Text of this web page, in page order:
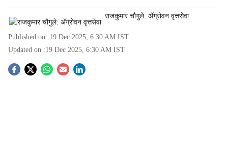
राजकुमार चौगुले: ॲग्रोवन वृत्तसेवा
Published on :19 Dec 2025, 6:30 AM IST
Updated on :19 Dec 2025, 6:30 AM IST
S